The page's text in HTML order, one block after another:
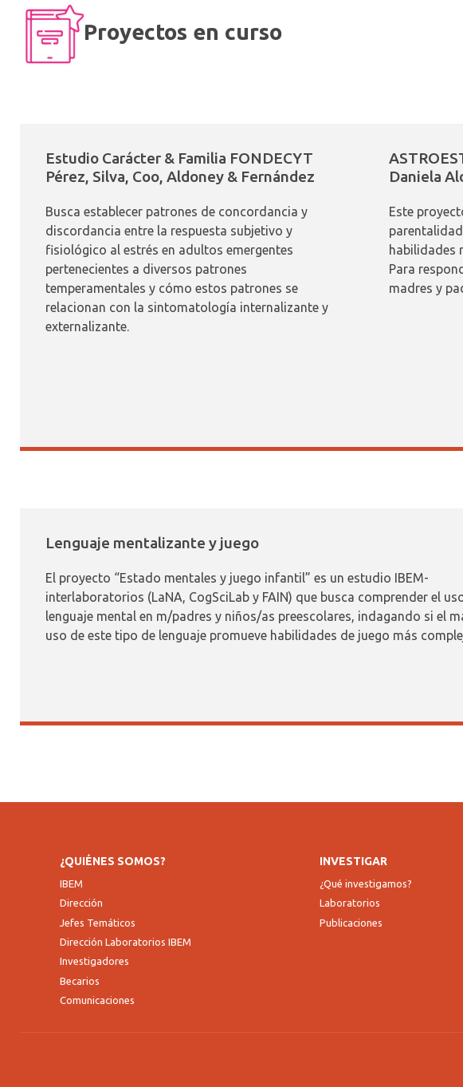
Proyectos en curso
Estudio Carácter & Familia FONDECYT
Pérez, Silva, Coo, Aldoney & Fernández
Busca establecer patrones de concordancia y
discordancia entre la respuesta subjetivo y
fisiológico al estrés en adultos emergentes
pertenecientes a diversos patrones
temperamentales y cómo estos patrones se
relacionan con la sintomatología internalizante y
externalizante.
Daniela
Este
habilidades
Para
madres y
Lenguaje mentalizante y juego
El proyecto “Estado mentales y juego infantil” es un estudio IBEM-
interlaboratorios (LaNA, CogSciLab y FAIN) que busca comprender el
lenguaje mental en m/padres y niños/as preescolares, indagando si el
uso de este tipo de lenguaje promueve habilidades de juego más
¿QUIÉNES SOMOS?
IBEM
Dirección
Jefes Temáticos
Dirección Laboratorios IBEM
Investigadores
Becarios
Comunicaciones
INVESTIGAR
¿Qué investigamos?
Laboratorios
Publicaciones